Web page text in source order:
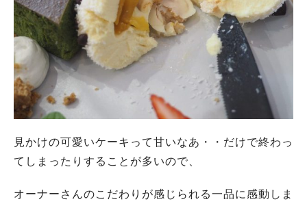
見かけの可愛いケーキって甘いなあ・・だけで終わっ
てしまったりすることが多いので、
オーナーさんのこだわりが感じられる一品に感動しま